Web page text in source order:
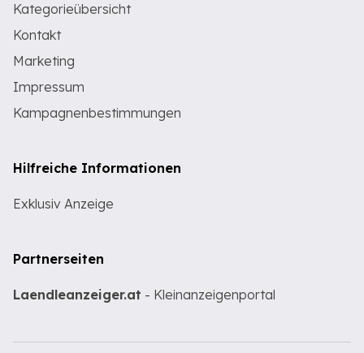
Kategorieübersicht
Kontakt
Marketing
Impressum
Kampagnenbestimmungen
Hilfreiche Informationen
Exklusiv Anzeige
Partnerseiten
Laendleanzeiger.at - Kleinanzeigenportal